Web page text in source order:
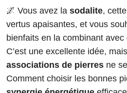
🌌 Vous avez la sodalite, cette
vertus apaisantes, et vous
bienfaits en la combinant avec
C’est une excellente idée,
associations de pierres ne
Comment choisir les bonnes